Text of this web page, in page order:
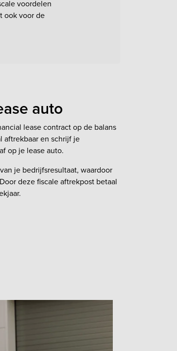
voordelen
ook voor de
auto
lease contract op de balans
aftrekbaar en schrijf je
op je lease auto.
je bedrijfsresultaat, waardoor
deze fiscale aftrekpost betaal